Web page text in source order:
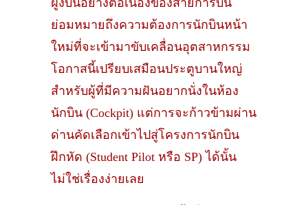
ย่อมหมายถึงความต้องการนักบินหน้า
ใหม่ที่จะเข้ามาขับเคลื่อนอุตสาหกรรม
โอกาสนี้เปรียบเสมือนประตูบานใหญ่
สำหรับผู้ที่มีความฝันอยากนั่งในห้อง
นักบิน (Cockpit) แต่การจะก้าวข้ามผ่าน
ด่านคัดเลือกเข้าไปสู่โครงการนักบิน
ฝึกหัด (Student Pilot หรือ SP) ได้นั้น
ไม่ใช่เรื่องง่ายเลย